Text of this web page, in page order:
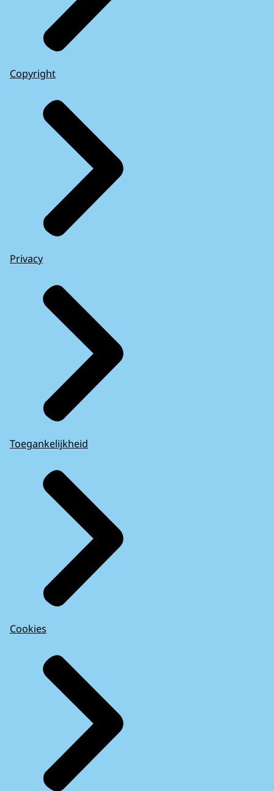
Copyright
Privacy
Toegankelijkheid
Cookies